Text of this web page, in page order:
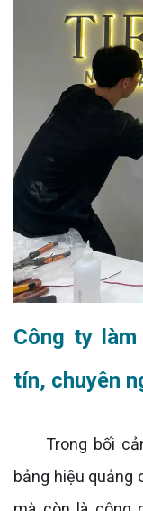
Công ty
tín, chuyên
Trong bối
bảng hiệu quảng